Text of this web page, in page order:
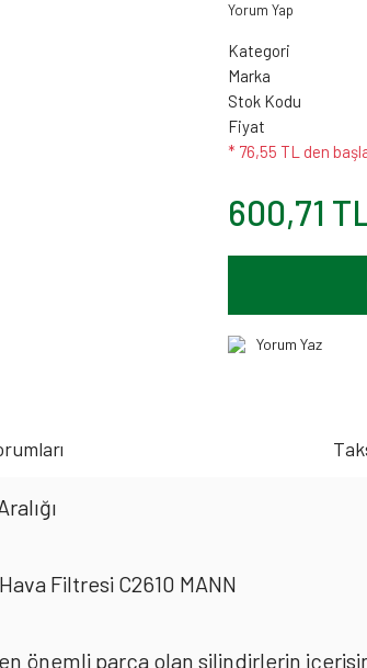
Yorum Yap
Kategori
Marka
Stok Kodu
Fiyat
* 76,55 TL den
600,71
Yorum Yaz
Filtresi C2610 MANN
önemli parça olan silindirlerin